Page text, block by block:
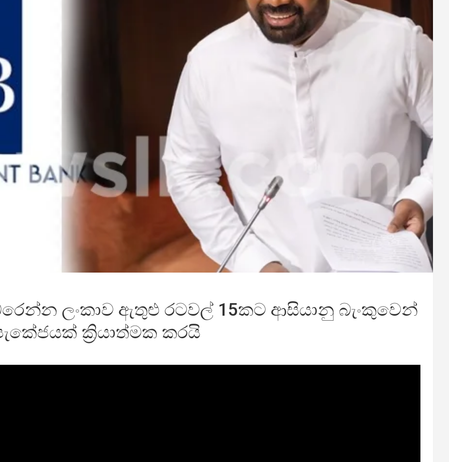
ලංකාව ඇතුළු රටවල් 15කට ආසියානු බැංකුවෙන්
ක්‍රියාත්මක කරයි